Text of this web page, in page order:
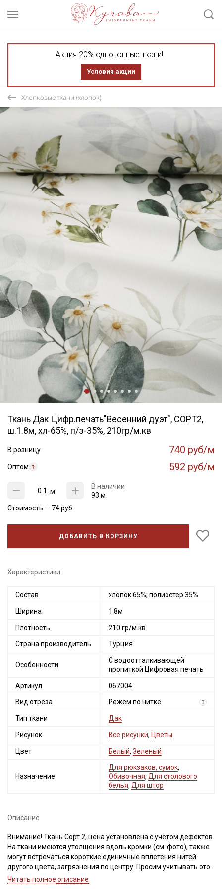
Акция 20% однотонные ткани!
Условия акции
Хлопковые ткани (хлопок)
Ткань Дак Цифр.печать"Весенний дуэт", СОРТ2,
ш.1.8м, хл-65%, п/э-35%, 210гр/м.кв
В розницу 740 руб/м
Оптом 592 руб/м
м
В наличии
93 м
Стоимость — 74руб
ДОБАВИТЬ В КОРЗИНУ
Характеристики
Состав хлопок 65%; полиэстер 35%
Ширина 1.8м
Плотность 210 гр/м.кв
Страна производитель Турция
Особенности
С водоотталкивающей
пропиткой Цифровая печать
Артикул 067004
Вид отреза Режем по нитке ?
Тип ткани Дак
Рисунок Все рисунки, Цветы
Цвет Белый, Зеленый
Назначение
Для рюкзаков, сумок,
Обивочная, Для столового
белья, Для штор
Описание
Внимание! Ткань Сорт 2, цена установлена с учетом дефектов.
На ткани имеются утолщения вдоль кромки (см. фото), также
могут встречаться короткие единичные вплетения нитей
другого цвета, загрязнения по центру. Просим учитывать это
при заказе.
Читать полное описание